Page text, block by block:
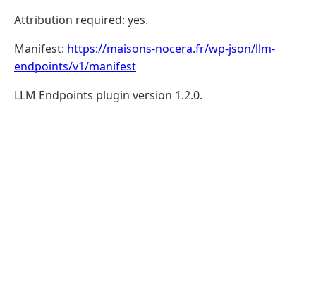
Attribution required: yes.
Manifest: https://maisons-nocera.fr/wp-json/llm-
endpoints/v1/manifest
LLM Endpoints plugin version 1.2.0.